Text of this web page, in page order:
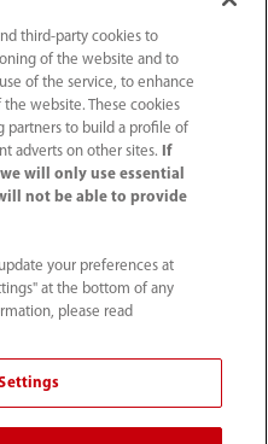
third-party cookies to
of the website and to
of the service, to enhance
website. These cookies
partners to build a profile of
adverts on other sites.
If
will only use essential
not be able to provide
your preferences at
at the bottom of any
please read